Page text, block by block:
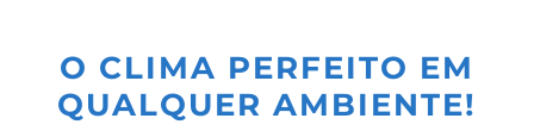
O CLIMA PERFEITO EM
QUALQUER AMBIENTE!